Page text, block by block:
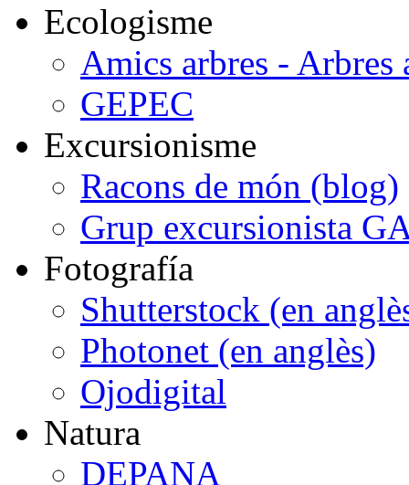
Ecologisme
Amics arbres - Arbres
GEPEC
Excursionisme
Racons de món (blog)
Grup excursionista
Fotografía
Shutterstock (en
Photonet (en anglès)
Ojodigital
Natura
DEPANA